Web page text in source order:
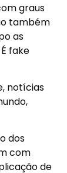
graus
também
as
fake
notícias
dos
com
de